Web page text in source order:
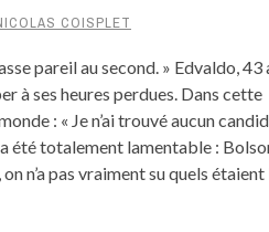
COISPLET
pareil au second. » Edvaldo, 43
à ses heures perdues. Dans cette
: « Je n’ai trouvé aucun
été totalement lamentable :
n’a pas vraiment su quels étaient